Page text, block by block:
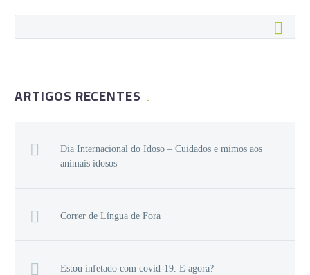
ARTIGOS RECENTES
Dia Internacional do Idoso – Cuidados e mimos aos
animais idosos
Correr de Língua de Fora
Estou infetado com covid-19. E agora?